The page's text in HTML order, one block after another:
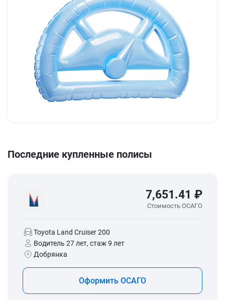
Последние купленные полисы
7,651.41 ₽
Стоимость ОСАГО
Toyota Land Cruiser 200
Водитель 27 лет, стаж 9 лет
Добрянка
Оформить ОСАГО